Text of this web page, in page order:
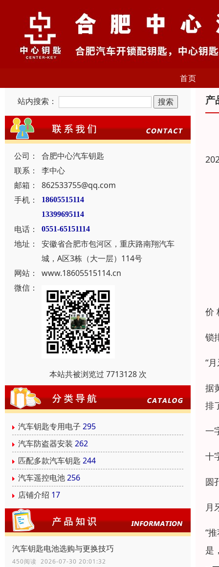
首页
站内搜索：
公司：
合肥中心汽车钥匙
联系：
李中心
邮箱：
862533755@qq.com
手机：
18605515114
13399695114
电话： 0551-65151114
地址：
安徽省合肥市包河区，重庆路南翔汽车
城，A区3栋（大一层）114号
网站：
www.18605515114.cn
微信：
本站共被浏览过 7713128 次
汽车钥匙专用电子 295
汽车防盗器安装 262
匹配多款汽车钥匙 244
汽车遥控电池256
店铺介绍 17
汽车钥匙电池选购与更换技巧
450阅读 2026-07-30 20:01:32
产
价
锁
“
据
排
一
十
圆
月
“
是